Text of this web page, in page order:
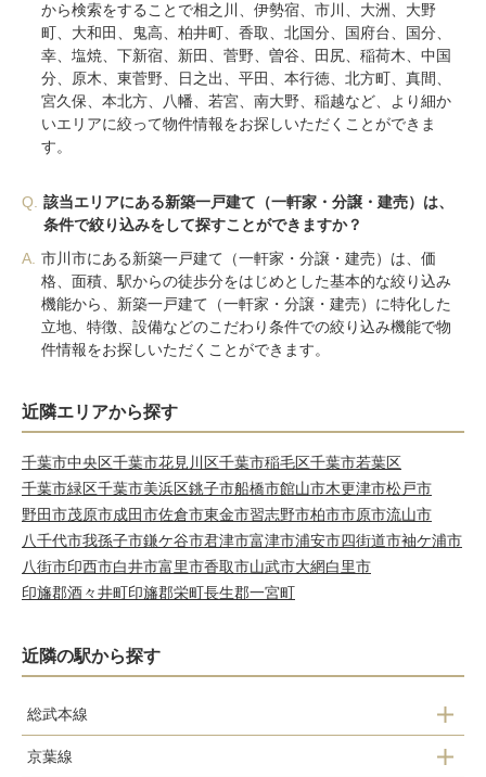
から検索をすることで相之川、伊勢宿、市川、大洲、大野
町、大和田、鬼高、柏井町、香取、北国分、国府台、国分、
幸、塩焼、下新宿、新田、菅野、曽谷、田尻、稲荷木、中国
分、原木、東菅野、日之出、平田、本行徳、北方町、真間、
宮久保、本北方、八幡、若宮、南大野、稲越など、より細か
いエリアに絞って物件情報をお探しいただくことができま
す。
Q.
該当エリアにある新築一戸建て（一軒家・分譲・建売）は、
条件で絞り込みをして探すことができますか？
A. 市川市にある新築一戸建て（一軒家・分譲・建売）は、価
格、面積、駅からの徒歩分をはじめとした基本的な絞り込み
機能から、新築一戸建て（一軒家・分譲・建売）に特化した
立地、特徴、設備などのこだわり条件での絞り込み機能で物
件情報をお探しいただくことができます。
近隣エリアから探す
千葉市中央区千葉市花見川区千葉市稲毛区千葉市若葉区
千葉市緑区千葉市美浜区銚子市船橋市館山市木更津市松戸市
野田市茂原市成田市佐倉市東金市習志野市柏市市原市流山市
八千代市我孫子市鎌ケ谷市君津市富津市浦安市四街道市袖ケ浦市
八街市印西市白井市富里市香取市山武市大網白里市
印旛郡酒々井町印旛郡栄町長生郡一宮町
近隣の駅から探す
総武本線
市川駅
京葉線